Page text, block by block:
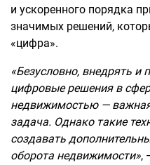
и ускоренного порядка
значимых решений,
«цифра».
«Безусловно, внедрять и
цифровые решения в
недвижимостью —
задача. Однако такие
создавать
оборота недвижимости»,